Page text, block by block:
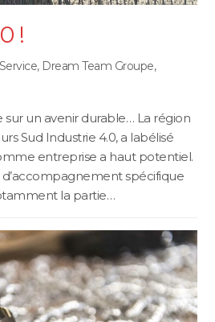
!
, Dream Team Groupe,
sur un avenir durable… La région
Sud Industrie 4.0, a labélisé
entreprise a haut potentiel.
d’accompagnement spécifique
la partie…